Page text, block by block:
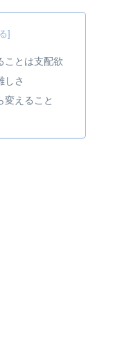
ことは支配欲
しさ
変えること